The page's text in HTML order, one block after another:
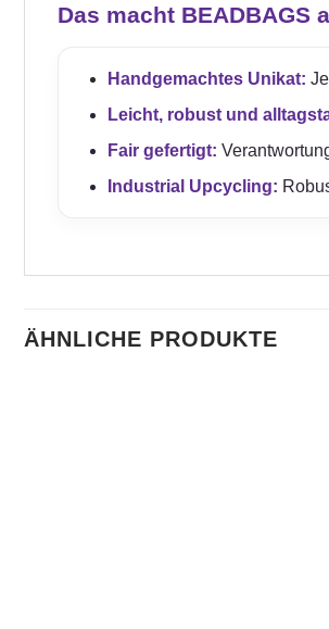
Das macht BEADBAGS
Handgemachtes Unikat:
Leicht, robust und
Fair gefertigt:
Industrial Upcycling:
ÄHNLICHE PRODUKTE